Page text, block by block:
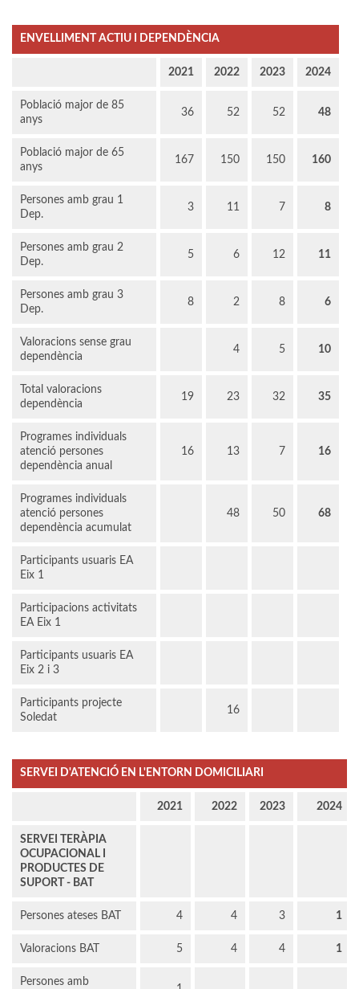
ENVELLIMENT ACTIU I DEPENDÈNCIA
2021 2022 2023 2024
Població major de 85
anys
36 52 52 48
Població major de 65
anys
167 150 150 160
Persones amb grau 1
Dep.
3 11 7 8
Persones amb grau 2
Dep.
5 6 12 11
Persones amb grau 3
Dep.
8 2 8 6
Valoracions sense grau
dependència
4 5 10
Total valoracions
dependència
19 23 32 35
Programes individuals
atenció persones
dependència anual
16 13 7 16
Programes individuals
atenció persones
dependència acumulat
48 50 68
Participants usuaris EA
Eix 1
Participacions activitats
EA Eix 1
Participants usuaris EA
Eix 2 i 3
Participants projecte
Soledat
16
SERVEI D'ATENCIÓ EN L'ENTORN DOMICILIARI
2021 2022 2023 2024
SERVEI TERÀPIA
OCUPACIONAL I
PRODUCTES DE
SUPORT - BAT
Persones ateses BAT 4 4 3 1
Valoracions BAT 5 4 4 1
Persones amb